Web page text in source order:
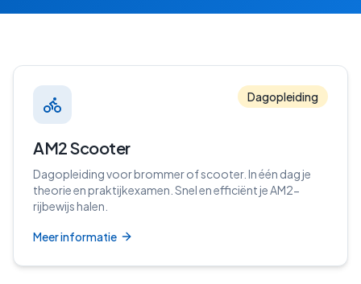
Dagopleiding
AM2 Scooter
Dagopleiding voor brommer of scooter. In één dag je
theorie en praktijkexamen. Snel en efficiënt je AM2-
rijbewijs halen.
Meer informatie